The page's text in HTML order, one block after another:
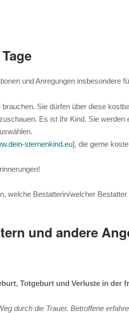
und Anregungen insbesondere
Sie dürfen über diese
Es ist Ihr Kind. Sie
sternenkind.eu], die gerne
welche Bestatterin/welcher Bestatter
und andere
Totgeburt und Verluste in
durch die Trauer. Betroffene